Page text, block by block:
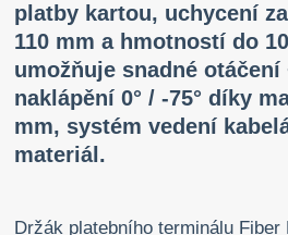
platby kartou, uchycení
110 mm a hmotností do
umožňuje snadné otáčení
naklápění 0° / -75° díky
mm, systém vedení
materiál.
Držák platebního terminálu Fiber